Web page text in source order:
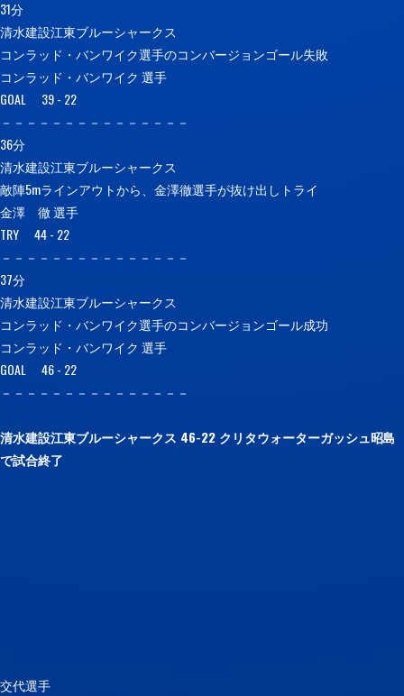
31分
清水建設江東ブルーシャークス
コンラッド・バンワイク選手のコンバージョンゴール失敗
コンラッド・バンワイク 選手
GOAL 39 - 22
－－－－－－－－－－－－－－－
36分
清水建設江東ブルーシャークス
敵陣5mラインアウトから、金澤徹選手が抜け出しトライ
金澤 徹 選手
TRY 44 - 22
－－－－－－－－－－－－－－－
37分
清水建設江東ブルーシャークス
コンラッド・バンワイク選手のコンバージョンゴール成功
コンラッド・バンワイク 選手
GOAL 46 - 22
－－－－－－－－－－－－－－－
清水建設江東ブルーシャークス 46-22 クリタウォーターガッシュ昭島
で試合終了
交代選手